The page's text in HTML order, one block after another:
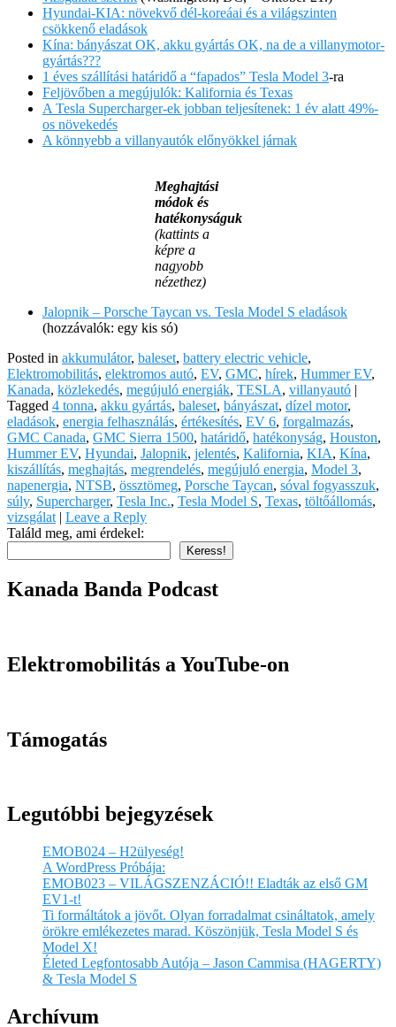
Hyundai-KIA: növekvő dél-koreáai és a világszinten
csökkenő eladások
Kína: bányászat OK, akku gyártás OK, na de a villanymotor-
gyártás???
1 éves szállítási határidő a “fapados” Tesla Model 3-ra
Feljövőben a megújulók: Kalifornia és Texas
A Tesla Supercharger-ek jobban teljesítenek: 1 év alatt 49%-
os növekedés
A könnyebb a villanyautók előnyökkel járnak
Meghajtási
módok és
hatékonyságuk
(kattints a
képre a
nagyobb
nézethez)
Jalopnik – Porsche Taycan vs. Tesla Model S eladások
(hozzávalók: egy kis só)
Posted in akkumulátor, baleset, battery electric vehicle,
Elektromobilitás, elektromos autó, EV, GMC, hírek, Hummer EV,
Kanada, közlekedés, megújuló energiák, TESLA, villanyautó |
Tagged 4 tonna, akku gyártás, baleset, bányászat, dízel motor,
eladások, energia felhasználás, értékesítés, EV 6, forgalmazás,
GMC Canada, GMC Sierra 1500, határidő, hatékonyság, Houston,
Hummer EV, Hyundai, Jalopnik, jelentés, Kalifornia, KIA, Kína,
kiszállítás, meghajtás, megrendelés, megújuló energia, Model 3,
napenergia, NTSB, össztömeg, Porsche Taycan, sóval fogyasszuk,
súly, Supercharger, Tesla Inc., Tesla Model S, Texas, töltőállomás,
vizsgálat | Leave a Reply
Találd meg, ami érdekel:
Keress!
Kanada Banda Podcast
Elektromobilitás a YouTube-on
Támogatás
Legutóbbi bejegyzések
EMOB024 – H2ülyeség!
A WordPress Próbája:
EMOB023 – VILÁGSZENZÁCIÓ!! Eladták az első GM
EV1-t!
Ti formáltátok a jövőt. Olyan forradalmat csináltatok, amely
örökre emlékezetes marad. Köszönjük, Tesla Model S és
Model X!
Életed Legfontosabb Autója – Jason Cammisa (HAGERTY)
& Tesla Model S
Archívum